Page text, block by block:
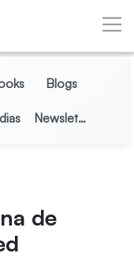
Blogs
Newsletter
de